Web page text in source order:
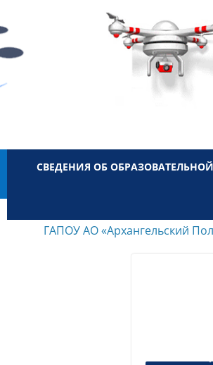
СВЕДЕНИЯ ОБ
ГАПОУ АО «Архангельский